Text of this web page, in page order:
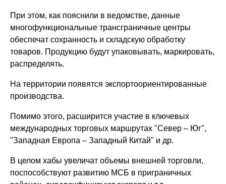
При этом, как пояснили в ведомстве, данные
многофункциональные трансграничные центры
обеспечат сохранность и складскую обработку
товаров. Продукцию будут упаковывать, маркировать,
распределять.
На территории появятся экспортоориентированные
производства.
Помимо этого, расширится участие в ключевых
международных торговых маршрутах "Север – Юг",
"Западная Европа – Западный Китай" и др.
В целом хабы увеличат объемы внешней торговли,
поспособствуют развитию МСБ в приграничных